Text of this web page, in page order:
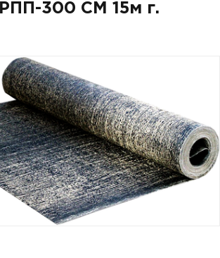
300 СМ 15м г.